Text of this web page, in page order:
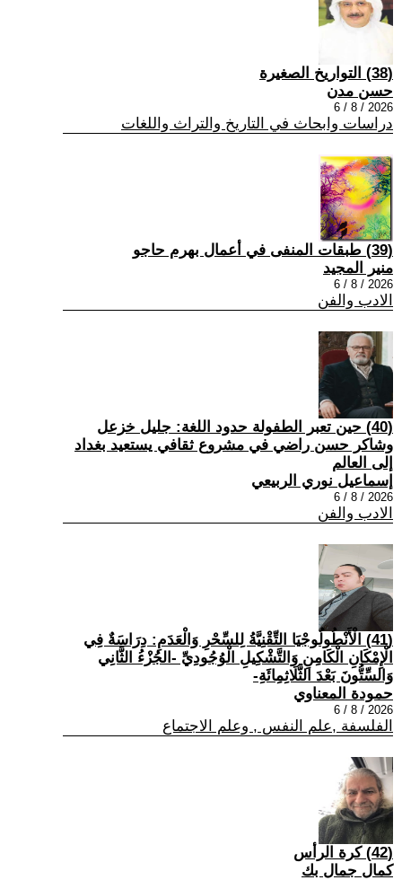
(38) التواريخ الصغيرة
حسن مدن
2026 / 8 / 6
دراسات وابحاث في التاريخ والتراث واللغات
(39) طبقات المنفى في أعمال بهرم حاجو
منير المجيد
2026 / 8 / 6
الادب والفن
(40) حين تعبر الطفولة حدود اللغة: جليل خزعل
وشاكر حسن راضي في مشروع ثقافي يستعيد بغداد
إلى العالم
إسماعيل نوري الربيعي
2026 / 8 / 6
الادب والفن
(41) الْأَنْطُولُوجْيَا التِّقْنِيَّةُ لِلسِّحْرِ وَالْعَدَمِ: دِرَاسَةٌ فِي
الْإِمْكَانِ الْكَامِنِ وَالتَّشْكِيلِ الْوُجُودِيِّ -الجُزْءُ الثَّانِي
وَالسِّتُّونَ بَعْدَ الثَّلَاثِمِائَةِ-
حمودة المعناوي
2026 / 8 / 6
الفلسفة ,علم النفس , وعلم الاجتماع
(42) كرة الرأس
كمال جمال بك